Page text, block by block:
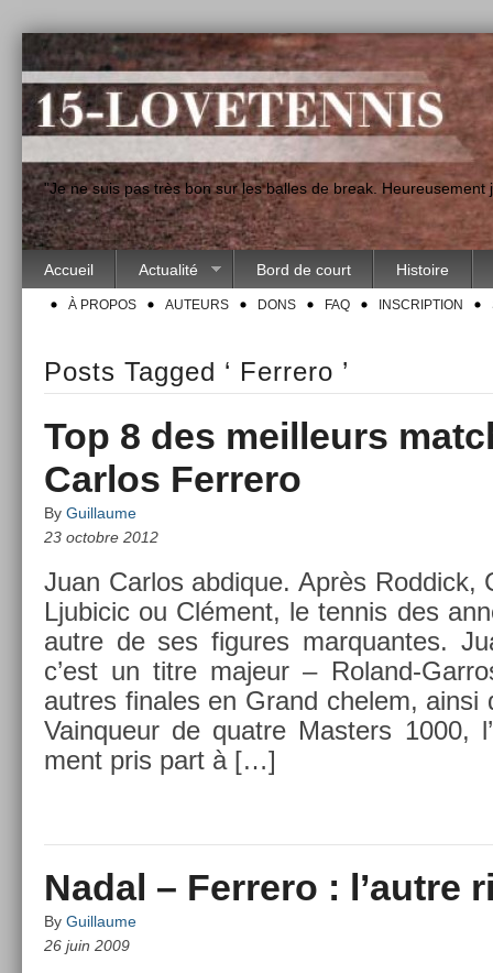
"Je ne suis pas très bon sur les balles de break.
Accueil Actualité Bord de court Histoire
À PROPOS AUTEURS DONS FAQ INSCRIPTION
Posts Tagged ‘ Ferrero ’
Top 8 des meilleurs
Carlos Ferrero
By Guillaume
23 octobre 2012
Juan Car­los ab­dique. Après Rod­dick,
Ljubicic ou Clément, le ten­nis des
autre de ses figures mar­quan­tes.
c’est un titre majeur – Roland-
aut­res fin­ales en Grand chelem, ainsi
Vain­queur de quat­re Mast­ers 1000,
ment pris part à […]
Nadal – Ferrero : l’autre
By Guillaume
26 juin 2009